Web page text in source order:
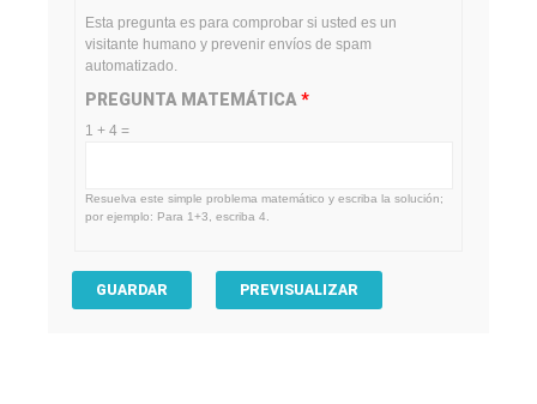
Esta pregunta es para comprobar si usted es un
visitante humano y prevenir envíos de spam
automatizado.
PREGUNTA MATEMÁTICA *
1 + 4 =
Resuelva este simple problema matemático y escriba la solución;
por ejemplo: Para 1+3, escriba 4.